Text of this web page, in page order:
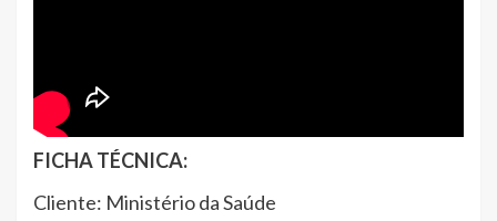
FICHA TÉCNICA:
Cliente: Ministério da Saúde